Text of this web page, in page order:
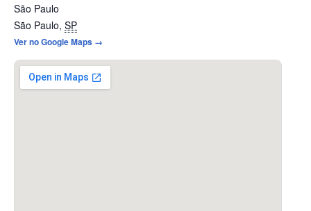
São Paulo
São Paulo, SP
Ver no Google Maps →